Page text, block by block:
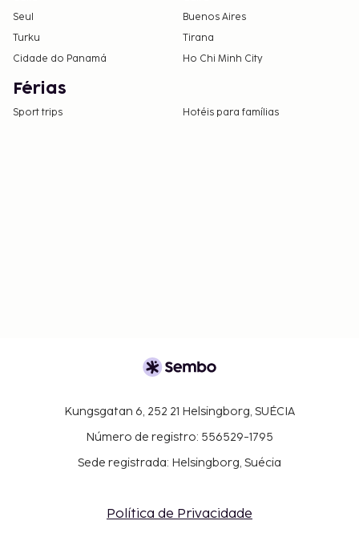
Seul
Buenos Aires
Turku
Tirana
Cidade do Panamá
Ho Chi Minh City
Férias
Sport trips Hotéis para famílias
Kungsgatan 6, 252 21 Helsingborg, SUÉCIA
Número de registro: 556529-1795
Sede registrada: Helsingborg, Suécia
Política de Privacidade